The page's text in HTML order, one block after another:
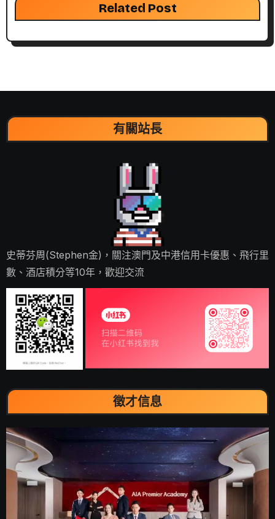
Related Post
有關站長
史蒂芬周(Stephen金)，關注澳門及中港信用卡優惠、飛行里
數、酒店積分等10年，歡迎交流
徵才信息